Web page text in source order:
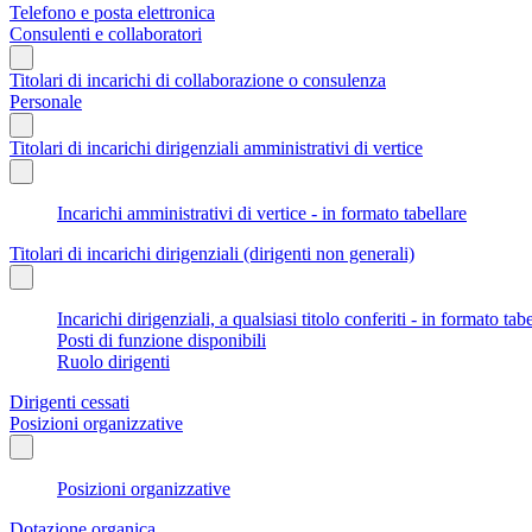
Telefono e posta elettronica
Consulenti e collaboratori
Titolari di incarichi di collaborazione o consulenza
Personale
Titolari di incarichi dirigenziali amministrativi di vertice
Incarichi amministrativi di vertice - in formato tabellare
Titolari di incarichi dirigenziali (dirigenti non generali)
Incarichi dirigenziali, a qualsiasi titolo conferiti - in formato
Posti di funzione disponibili
Ruolo dirigenti
Dirigenti cessati
Posizioni organizzative
Posizioni organizzative